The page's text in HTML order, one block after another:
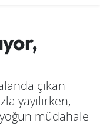
çıkan
yayılırken,
müdahale